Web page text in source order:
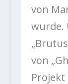
von
wurde.
von
Projekt